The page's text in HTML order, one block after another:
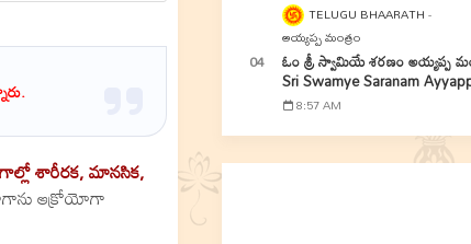
శారీరక, మానసిక,
యోగాను ఆక్రోయోగా
TELUGU BHAARATH
అయ్యప్ప మంత్రం
ఓం శ్రీ స్వామియే శరణం అయ్యప్ప
Sri Swamye Saranam
8:57 AM